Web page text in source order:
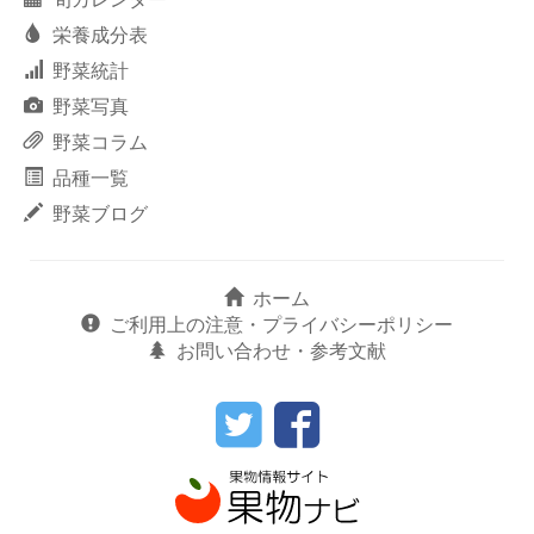
栄養成分表
野菜統計
野菜写真
野菜コラム
品種一覧
野菜ブログ
ホーム
ご利用上の注意・プライバシーポリシー
お問い合わせ・参考文献